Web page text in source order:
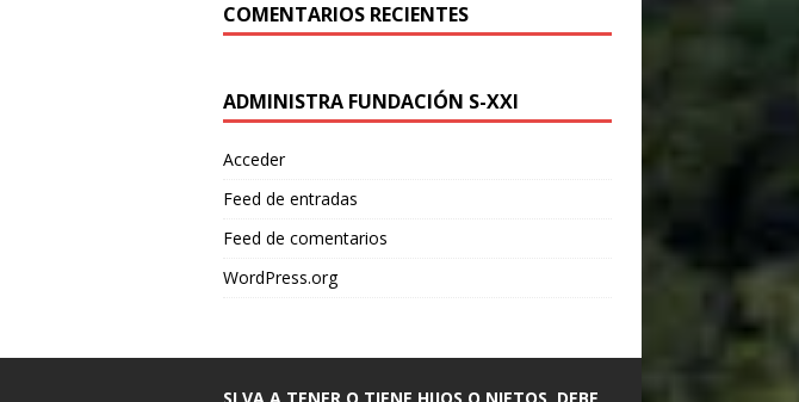
COMENTARIOS RECIENTES
ADMINISTRA FUNDACIÓN S-XXI
Acceder
Feed de entradas
Feed de comentarios
WordPress.org